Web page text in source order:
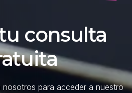
consulta
para acceder a nuestro